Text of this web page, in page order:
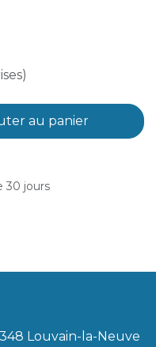
au panier
30 jours
Louvain-la-Neuve